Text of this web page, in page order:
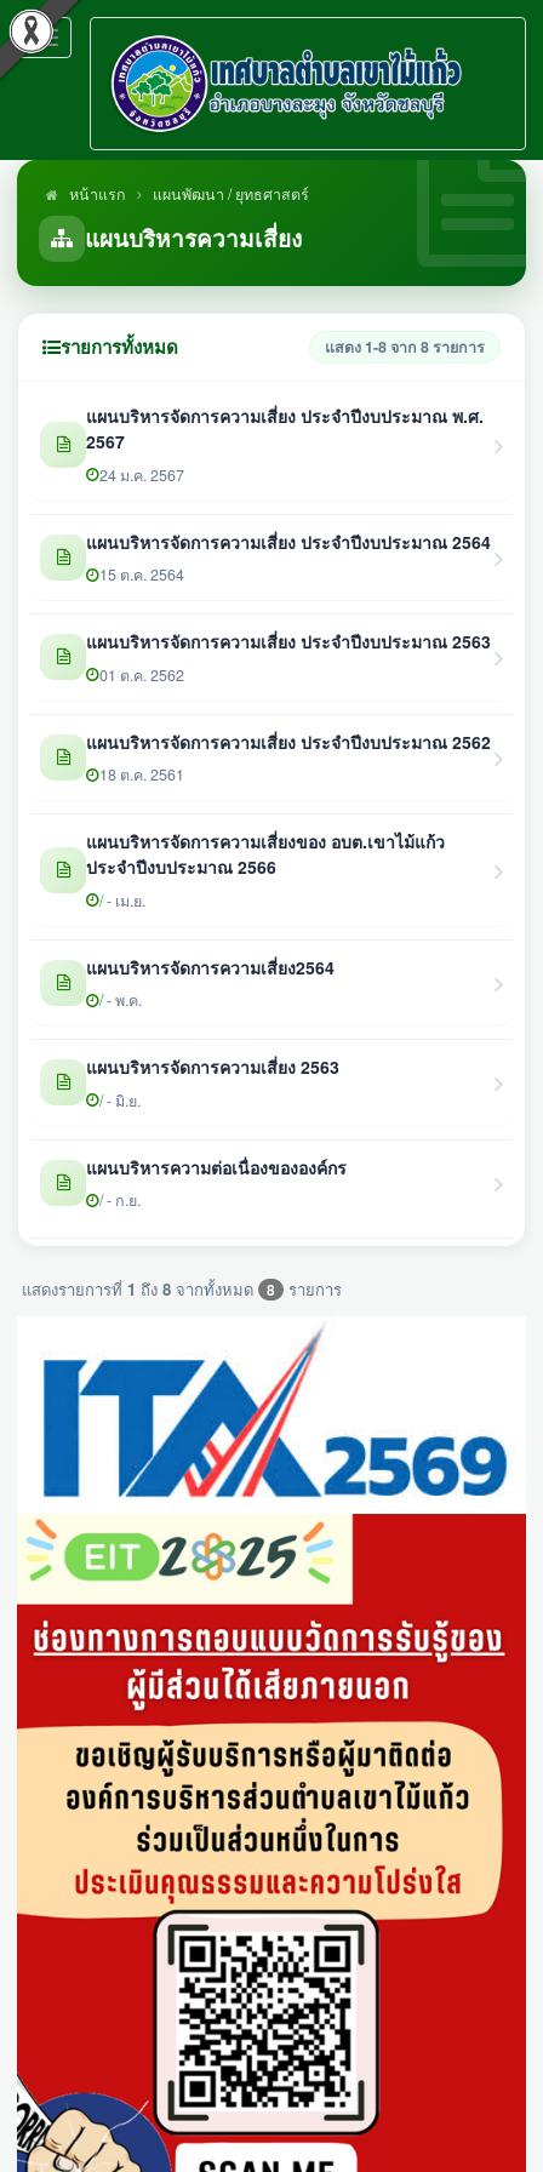
Toggle
navigation
หน้าแรก แผนพัฒนา / ยุทธศาสตร์
แผนบริหารความเสี่ยง
รายการทั้งหมด แสดง 1-8 จาก 8 รายการ
แผนบริหารจัดการความเสี่ยง ประจำปีงบประมาณ พ.ศ.
2567
24 ม.ค. 2567
แผนบริหารจัดการความเสี่ยง ประจำปีงบประมาณ 2564
15 ต.ค. 2564
แผนบริหารจัดการความเสี่ยง ประจำปีงบประมาณ 2563
01 ต.ค. 2562
แผนบริหารจัดการความเสี่ยง ประจำปีงบประมาณ 2562
18 ต.ค. 2561
แผนบริหารจัดการความเสี่ยงของ อบต.เขาไม้แก้ว
ประจำปีงบประมาณ 2566
/ - เม.ย.
แผนบริหารจัดการความเสี่ยง2564
/ - พ.ค.
แผนบริหารจัดการความเสี่ยง 2563
/ - มิ.ย.
แผนบริหารความต่อเนื่องขององค์กร
/ - ก.ย.
แสดงรายการที่ 1 ถึง 8 จากทั้งหมด 8 รายการ